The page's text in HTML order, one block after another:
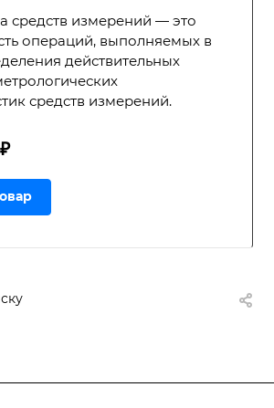
средств измерений — это
операций, выполняемых в
действительных
средств измерений.